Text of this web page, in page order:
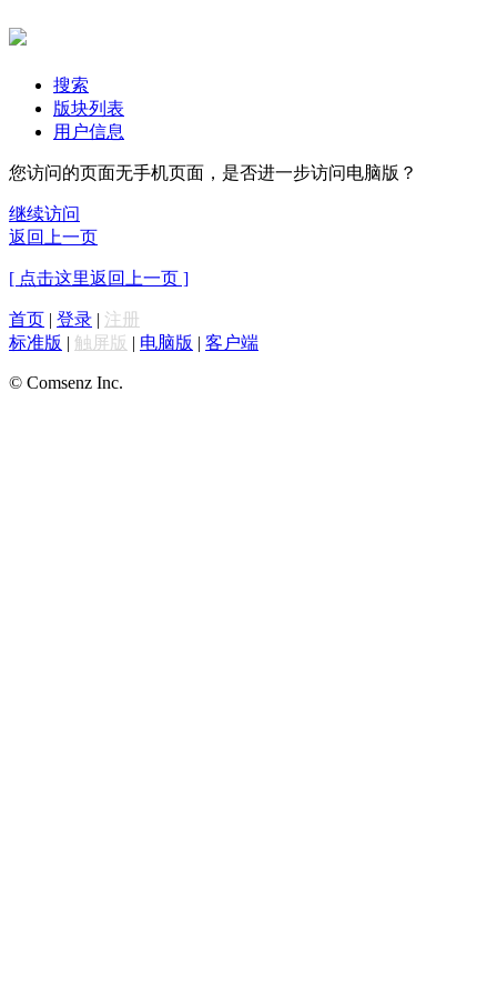
搜索
版块列表
用户信息
您访问的页面无手机页面，是否进一步访问电脑版？
继续访问
返回上一页
[ 点击这里返回上一页 ]
首页 | 登录 | 注册
标准版 | 触屏版 | 电脑版 | 客户端
© Comsenz Inc.